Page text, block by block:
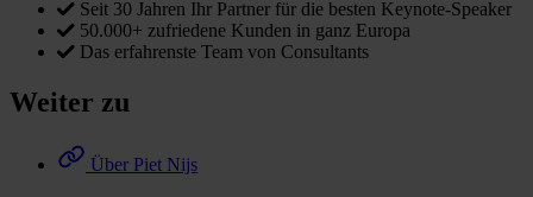
Seit 30 Jahren Ihr Partner für die besten Keynote-Speaker
50.000+ zufriedene Kunden in ganz Europa
Das erfahrenste Team von Consultants
Weiter zu
Über Piet Nijs